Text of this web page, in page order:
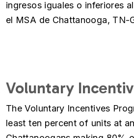
ingresos iguales o inferiores
el MSA de Chattanooga, TN-
Voluntary
The Voluntary Incentives
least ten percent of units at